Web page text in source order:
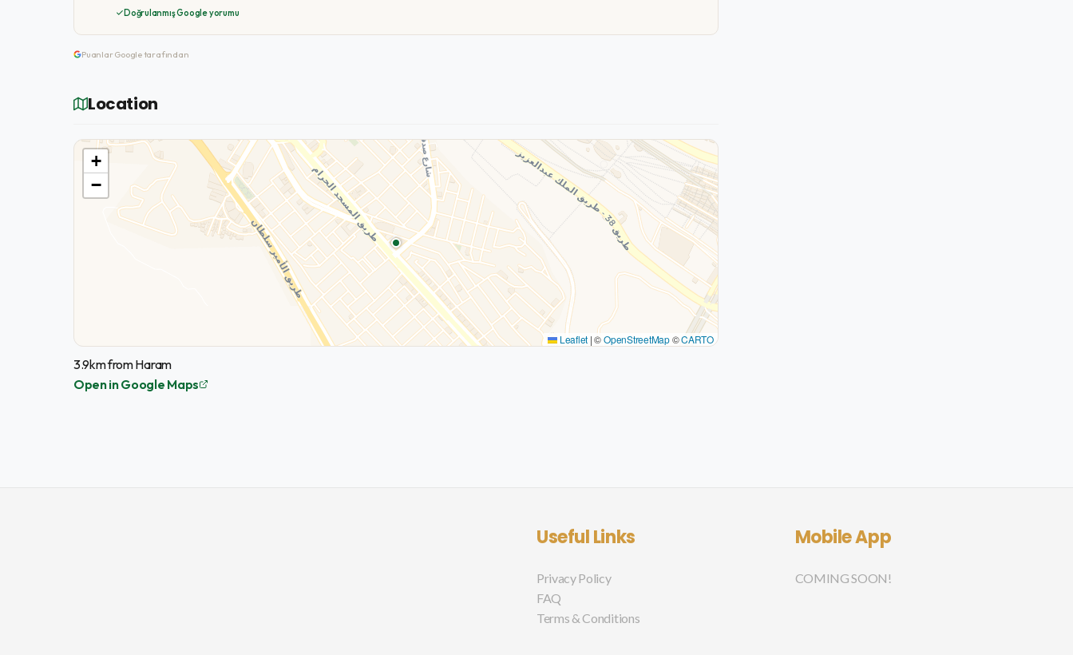
Doğrulanmış Google yorumu
Puanlar Google tarafından
Location
+
−
Leaflet |©OpenStreetMap©CARTO
3.9km from Haram
Open in Google Maps
Useful Links
Privacy Policy
FAQ
Terms & Conditions
Mobile App
COMING SOON!